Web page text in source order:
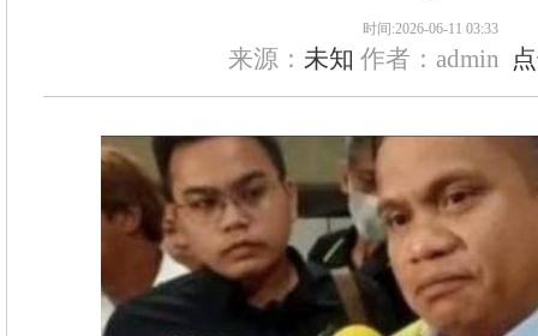
时间:2026-06-11 03:33
来源： 未知 作者：admin